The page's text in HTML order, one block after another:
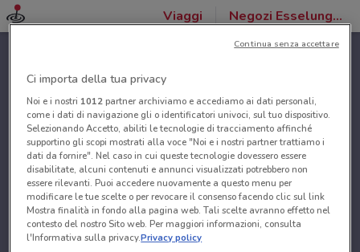
Viaggi Negozi Esselunga Viaggi
Ci importa della tua privacy
Noi e i nostri 1012partner archiviamo e accediamo ai dati personali,
come i dati di navigazione gli o identificatori univoci, sul tuo dispositivo.
Selezionando Accetto, abiliti le tecnologie di tracciamento affinché
supportino gli scopi mostrati alla voce "Noi e i nostri partner trattiamo i
dati da fornire". Nel caso in cui queste tecnologie dovessero essere
disabilitate, alcuni contenuti e annunci visualizzati potrebbero non
essere rilevanti. Puoi accedere nuovamente a questo menu per
modificare le tue scelte o per revocare il consenso facendo clic sul link
Mostra finalità in fondo alla pagina web. Tali scelte avranno effetto nel
contesto del nostro Sito web. Per maggiori informazioni, consulta
l'Informativa sulla privacy.Privacy policy
Continua senza accettare